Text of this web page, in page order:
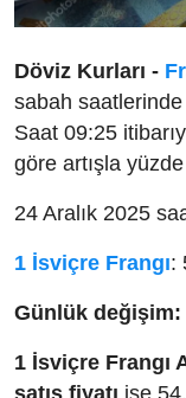
Döviz Kurları -
sabah saatlerinde
Saat 09:25
göre artışla
24 Aralık 2025
1 İsviçre Frangı:
Günlük değişim:
1 İsviçre Frangı
satış fiyatı ise